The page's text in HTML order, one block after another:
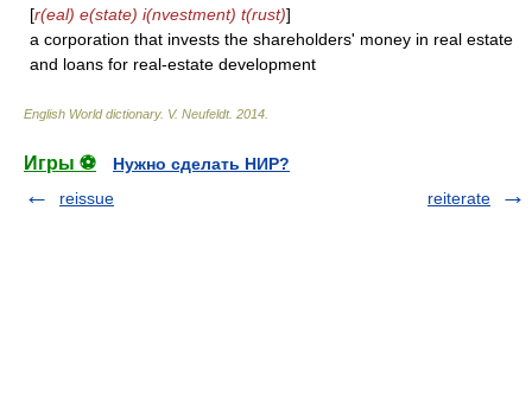
[r(eal) e(state) i(nvestment) t(rust)]
a corporation that invests the shareholders' money in real estate
and loans for real-estate development
English World dictionary. V. Neufeldt. 2014
Игры ⚽
Нужно сделать НИР?
reissue
reiterate